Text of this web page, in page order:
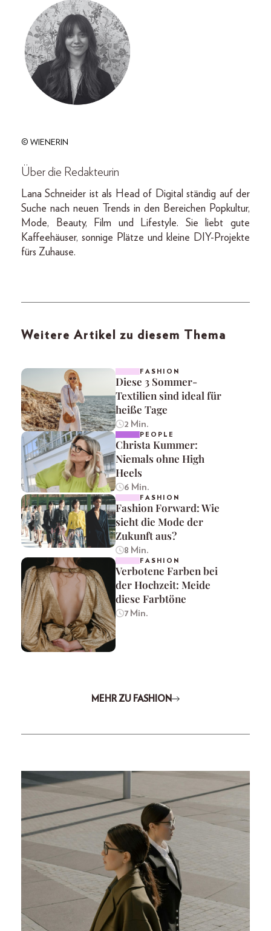
© WIENERIN
Über die Redakteurin
Lana Schneider ist als Head of Digital ständig auf der
Suche nach neuen Trends in den Bereichen Popkultur,
Mode, Beauty, Film und Lifestyle. Sie liebt gute
Kaffeehäuser, sonnige Plätze und kleine DIY-Projekte
fürs Zuhause.
Weitere Artikel zu diesem Thema
FASHION
Diese 3 Sommer-
Textilien sind ideal für
heiße Tage
2 Min.
PEOPLE
Christa Kummer:
Niemals ohne High
Heels
6 Min.
FASHION
Fashion Forward: Wie
sieht die Mode der
Zukunft aus?
8 Min.
FASHION
Verbotene Farben bei
der Hochzeit: Meide
diese Farbtöne
7 Min.
MEHR ZU FASHION